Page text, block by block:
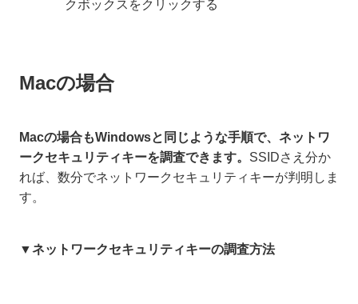
クボックスをクリックする
Macの場合
Macの場合もWindowsと同じような手順で、ネットワ
ークセキュリティキーを調査できます。 SSIDさえ分か
れば、数分でネットワークセキュリティキーが判明しま
す。
▼ネットワークセキュリティキーの調査方法